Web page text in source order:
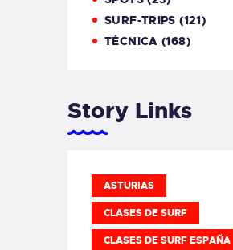
SURF-TRIPS (121)
TÉCNICA (168)
Story Links
ASTURIAS
CLASES DE SURF
CLASES DE SURF ESPAÑA